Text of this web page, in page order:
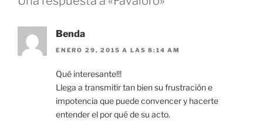
Benda
ENERO 29, 2015 A LAS 8:14 AM
Qué interesante!!!
Llega a transmitir tan bien su frustración e
impotencia que puede convencer y hacerte
entender el por qué de su acto.